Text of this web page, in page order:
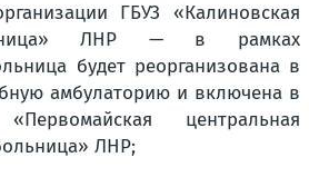
ГБУЗ «Калиновская
ЛНР — в рамках
будет реорганизована в
амбулаторию и включена в
центральная
ЛНР;